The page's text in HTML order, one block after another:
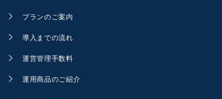
プランのご案内
導入までの流れ
運営管理手数料
運用商品のご紹介